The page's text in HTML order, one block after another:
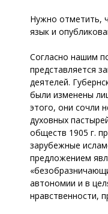
Нужно отметить,
язык и
Согласно нашим
представляется
деятелей.
были изменены
этого, они сочли
духовных
обществ 1905 г.
зарубежные
предложением
автономии и в
нравственности,